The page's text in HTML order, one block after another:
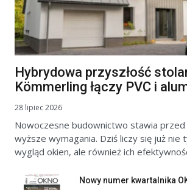
Hybrydowa przyszłość
Kömmerling łączy PVC i
28 lipiec 2026
Nowoczesne budownictwo stawia
wyższe wymagania. Dziś liczy się już nie
wygląd okien, ale również ich
Nowy numer kwartalnika